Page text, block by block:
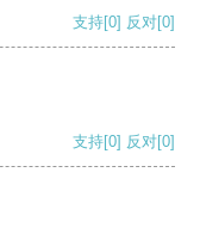
支持[0] 反对[0]
支持[0] 反对[0]